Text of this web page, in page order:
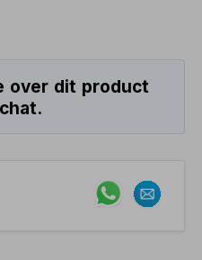
over dit product